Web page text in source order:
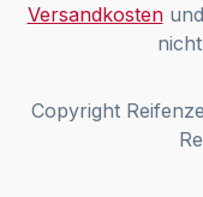
Versandkostenund
Copyright